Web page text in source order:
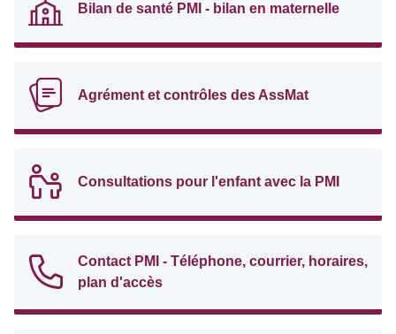
Bilan de santé PMI - bilan en maternelle
Agrément et contrôles des AssMat
Consultations pour l'enfant avec la PMI
Contact PMI - Téléphone, courrier, horaires,
plan d'accès